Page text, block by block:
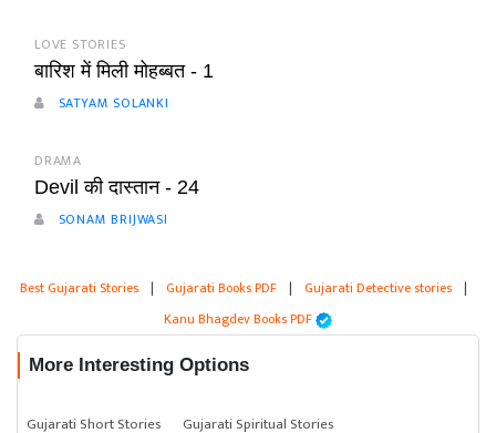
LOVE STORIES
बारिश में मिली मोहब्बत - 1
SATYAM SOLANKI
DRAMA
Devil की दास्तान - 24
SONAM BRIJWASI
Best Gujarati Stories | Gujarati Books PDF | Gujarati Detective stories |
Kanu Bhagdev Books PDF
More Interesting Options
Gujarati Short Stories
Gujarati Spiritual Stories